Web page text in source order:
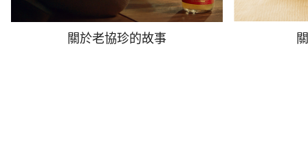
關於老協珍的故事